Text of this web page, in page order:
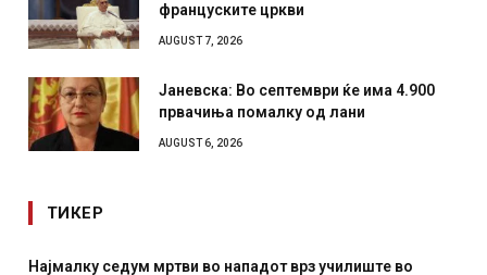
француските цркви
AUGUST 7, 2026
Јаневска: Во септември ќе има 4.900
првачиња помалку од лани
AUGUST 6, 2026
ТИКЕР
СОЗИС: Украинците повеќе им веруваат на генералите